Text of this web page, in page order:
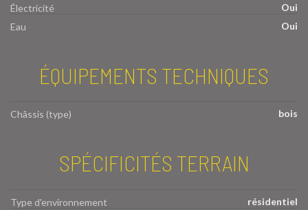
Électricité
Oui
Eau
Oui
ÉQUIPEMENTS TECHNIQUES
Châssis (type) bois
SPÉCIFICITÉS TERRAIN
Type d'environnement
résidentiel